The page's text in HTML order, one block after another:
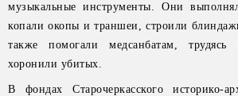
музыкальные инструменты. Они
копали окопы и траншеи, строили
также помогали медсанбатам,
хоронили убитых.
В фондах Старочеркасского историко-